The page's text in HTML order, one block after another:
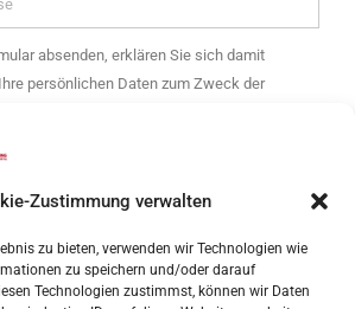
Zustimmung verwalten
zu bieten, verwenden wir Technologien wie
zu speichern und/oder darauf
Technologien zustimmst, können wir Daten
absenden, erklären Sie sich damit
persönlichen Daten zum Zweck der
und weitere Themen verwendet
ausschließlich zur Versendung des
und nur an unseren E-Mail Marketing-
widerrufen.